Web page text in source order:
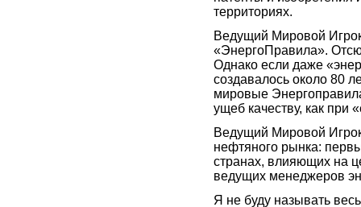
территориях.
Ведущий Мировой Игрок
«ЭнергоПравила».
Однако если даже
создавалось около 80
мировые
ущеб качеству, как при
Ведущий Мировой
нефтяного рынка:
странах, влияющих на
ведущих менеджеров
Я не буду называть